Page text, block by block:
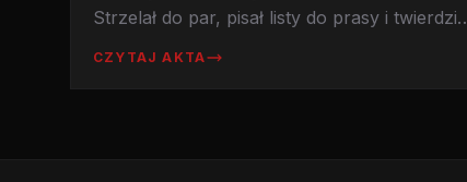
Strzelał do par, pisał listy do prasy i twierdził,
CZYTAJ AKTA